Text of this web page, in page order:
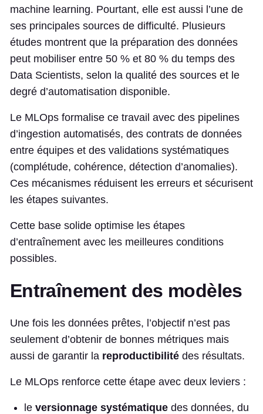
machine learning. Pourtant, elle est aussi l’une de
ses principales sources de difficulté. Plusieurs
études montrent que la préparation des données
peut mobiliser entre 50 % et 80 % du temps des
Data Scientists, selon la qualité des sources et le
degré d’automatisation disponible.
Le MLOps formalise ce travail avec des pipelines
d’ingestion automatisés, des contrats de données
entre équipes et des validations systématiques
(complétude, cohérence, détection d’anomalies).
Ces mécanismes réduisent les erreurs et sécurisent
les étapes suivantes.
Cette base solide optimise les étapes
d’entraînement avec les meilleures conditions
possibles.
Entraînement des modèles
Une fois les données prêtes, l’objectif n’est pas
seulement d’obtenir de bonnes métriques mais
aussi de garantir la reproductibilité des résultats.
Le MLOps renforce cette étape avec deux leviers :
le versionnage systématique des données, du